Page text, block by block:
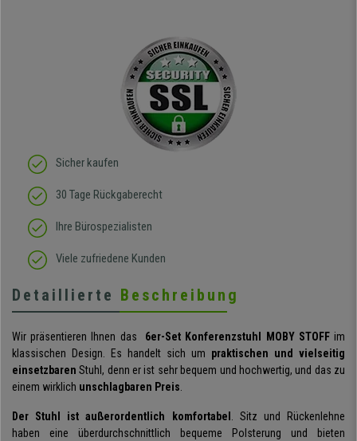
Sicher kaufen
30 Tage Rückgaberecht
Ihre Bürospezialisten
Viele zufriedene Kunden
Detaillierte Beschreibung
Wir präsentieren Ihnen das 6er-Set Konferenzstuhl MOBY STOFFim
klassischen Design. Es handelt sich um praktischen und
vielseitig
einsetzbaren Stuhl, denn er ist sehr bequem und hochwertig, und das zu
einem wirklich unschlagbaren Preis.
Der Stuhl ist außerordentlich komfortabel . Sitz und Rückenlehne
haben eine überdurchschnittlich bequeme Polsterung und bieten